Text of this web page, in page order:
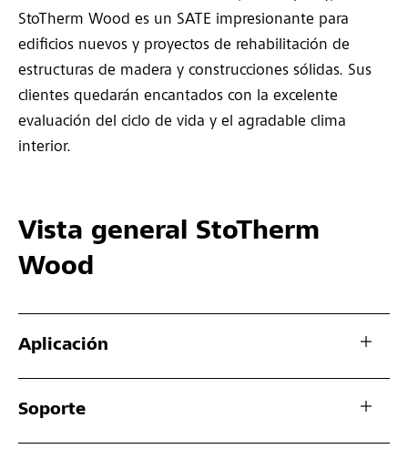
StoTherm Wood es un SATE impresionante para
edificios nuevos y proyectos de rehabilitación de
estructuras de madera y construcciones sólidas. Sus
clientes quedarán encantados con la excelente
evaluación del ciclo de vida y el agradable clima
interior.
Vista general StoTherm
Wood
Aplicación
Soporte